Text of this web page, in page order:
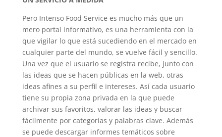
Pero Intenso Food Service es mucho más que un
mero portal informativo, es una herramienta con la
que vigilar lo que está sucediendo en el mercado en
cualquier parte del mundo, se vuelve fácil y sencillo.
Una vez que el usuario se registra recibe, junto con
las ideas que se hacen públicas en la web, otras
ideas afines a su perfil e intereses. Así cada usuario
tiene su propia zona privada en la que puede
archivar sus favoritos, valorar las ideas y buscar
fácilmente por categorías y palabras clave. Además
se puede descargar informes temáticos sobre